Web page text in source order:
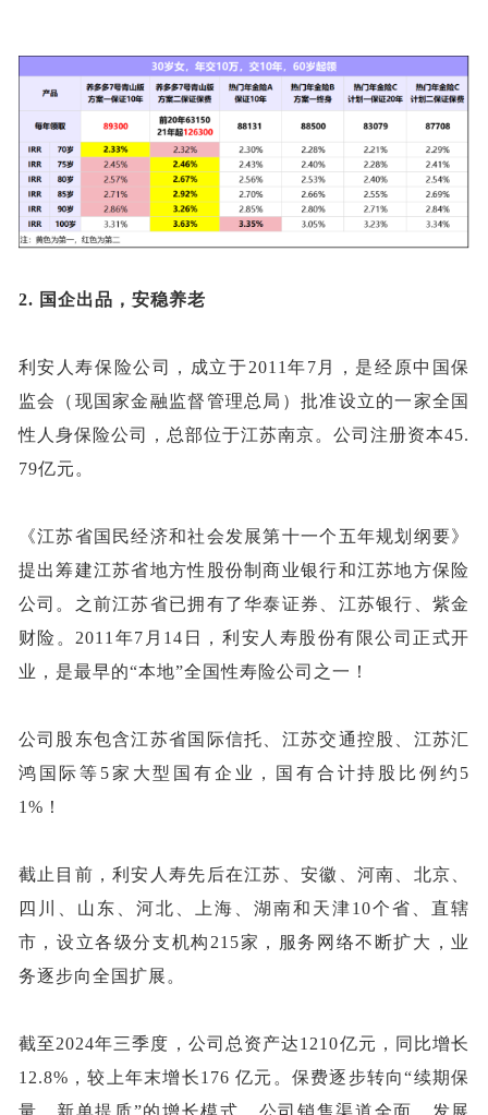
2. 国企出品，安稳养老
利安人寿保险公司 ， 成立于2011年7月，是经 原中国保
监会（现国家金融监督管理总局） 批准设立的一家全国
性人身保险公司，总部位于江苏南京。公司注册资本45.
79亿元。
《江苏省国民经济和社会发展第十一个五年规划纲要》
提出筹建江苏省地方性股份制商业银行和江苏地方保险
公司 。 之前江苏省已拥有了华泰证券、江苏银行、紫金
财险。 2011年7月14日，利安人寿股份有限公司正式开
业，是最早的“本地”全国性寿险公司之一 ！
公司 股东包含江苏省国际信托、江苏交通控股、江苏汇
鸿国际等 5家 大型国有企业，国有合计持股比例约 5
1% ！
截止目前，利安人寿先后在江苏、安徽、河南、北京、
四川、山东、河北、上海、湖南和天津10个省、直辖
市，设立各级分支机构215家，服务网络不断扩大，业
务逐步向全国扩展。
截至2024年三季度，公司总资产达1210亿元，同比增长
12.8%，较上年末增长176 亿元。保费逐步转向“续期保
量、新单提质”的增长模式。公司销售渠道全面，发展